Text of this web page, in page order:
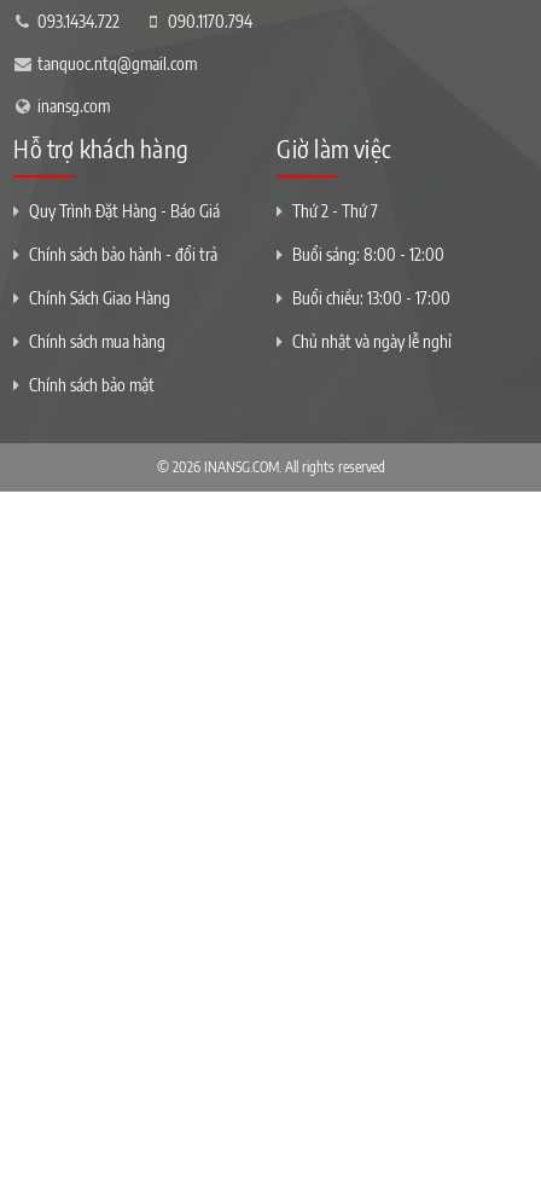
093.1434.722 090.1170.794
tanquoc.ntq@gmail.com
inansg.com
Hỗ trợ khách hàng
Quy Trình Đặt Hàng - Báo Giá
Chính sách bảo hành - đổi trả
Chính Sách Giao Hàng
Chính sách mua hàng
Chính sách bảo mật
Giờ làm việc
Thứ 2 - Thứ 7
Buổi sáng: 8:00 - 12:00
Buổi chiều: 13:00 - 17:00
Chủ nhật và ngày lễ nghỉ
© 2026 INANSG.COM. All rights reserved